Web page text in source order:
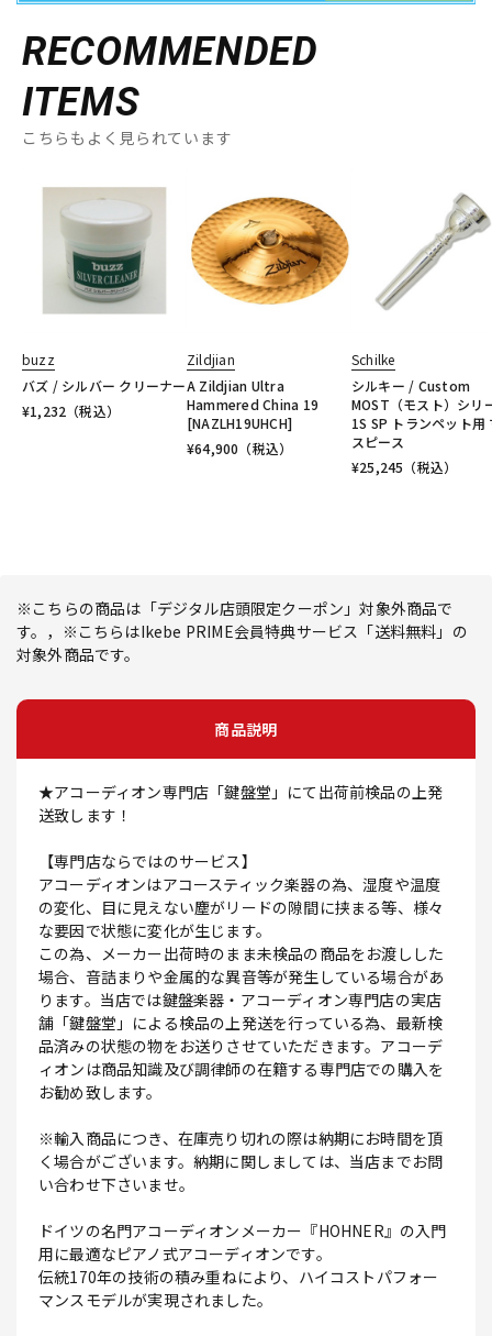
RECOMMENDED
ITEMS
こちらもよく見られています
buzz
バズ / シルバー クリーナー
¥1,232 （税込）
Zildjian
A Zildjian Ultra
Hammered China 19
[NAZLH19UHCH]
¥64,900 （税込）
Schilke
シルキー / Custom
MOST（モスト）シリ
1S SP トランペット用
スピース
¥25,245 （税込）
※こちらの商品は「デジタル店頭限定クーポン」対象外商品で
す。，※こちらはIkebe PRIME会員特典サービス「送料無料」の
対象外商品です。
商品説明
★アコーディオン専門店「鍵盤堂」にて出荷前検品の上発
送致します！
【専門店ならではのサービス】
アコーディオンはアコースティック楽器の為、湿度や温度
の変化、目に見えない塵がリードの隙間に挟まる等、様々
な要因で状態に変化が生じます。
この為、メーカー出荷時のまま未検品の商品をお渡しした
場合、音詰まりや金属的な異音等が発生している場合があ
ります。当店では鍵盤楽器・アコーディオン専門店の実店
舗「鍵盤堂」による検品の上発送を行っている為、最新検
品済みの状態の物をお送りさせていただきます。アコーデ
ィオンは商品知識及び調律師の在籍する専門店での購入を
お勧め致します。
※輸入商品につき、在庫売り切れの際は納期にお時間を頂
く場合がございます。納期に関しましては、当店までお問
い合わせ下さいませ。
ドイツの名門アコーディオンメーカー『HOHNER』の入門
用に最適なピアノ式アコーディオンです。
伝統170年の技術の積み重ねにより、ハイコストパフォー
マンスモデルが実現されました。